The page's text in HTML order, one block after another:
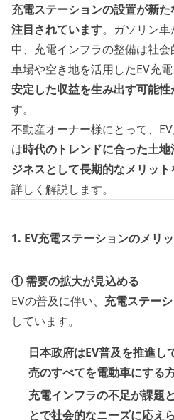
充電ステーションの設置が新
注目されています。ガソリン
中、充電インフラの整備は社
車場や空き地を活用したEV充
安定した収益を生み出す可能
す。
不動産オーナー様にとって、
は時代のトレンドに合った土地
ジネスとして長期的なメリット
詳しく解説します。
1. EV充電ステーションのメリ
① 需要の拡大が見込める
EVの普及に伴い、 充電ステー
しています。
日本政府はEV普及を推進
売のすべてを電動車にする
充電インフラの不足が課題
とで社会的なニーズに応え